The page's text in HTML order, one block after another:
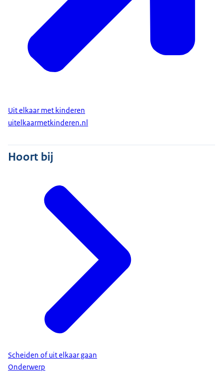
Uit elkaar met kinderen
uitelkaarmetkinderen.nl
Hoort bij
Scheiden of uit elkaar gaan
Onderwerp